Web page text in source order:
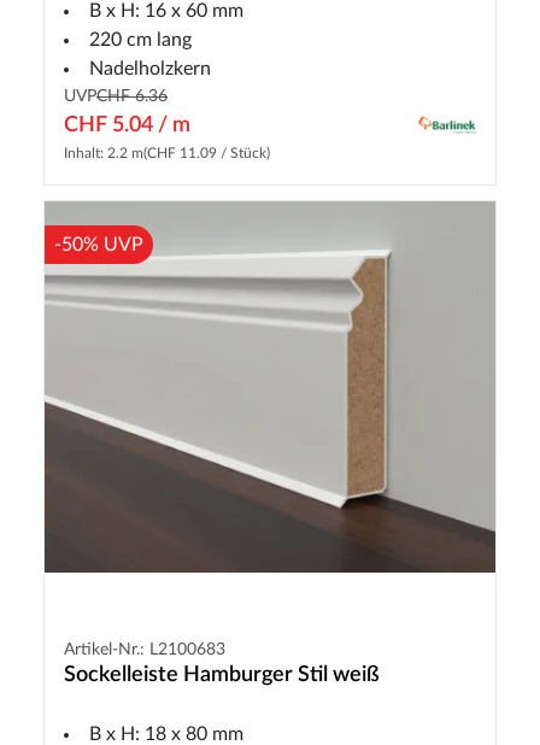
B x H: 16 x 60 mm
220 cm lang
Nadelholzkern
UVPCHF 6.36
CHF 5.04 / m
Inhalt: 2.2 m(CHF 11.09 / Stück)
-50% UVP
Artikel-Nr.: L2100683
Sockelleiste Hamburger Stil weiß
B x H: 18 x 80 mm